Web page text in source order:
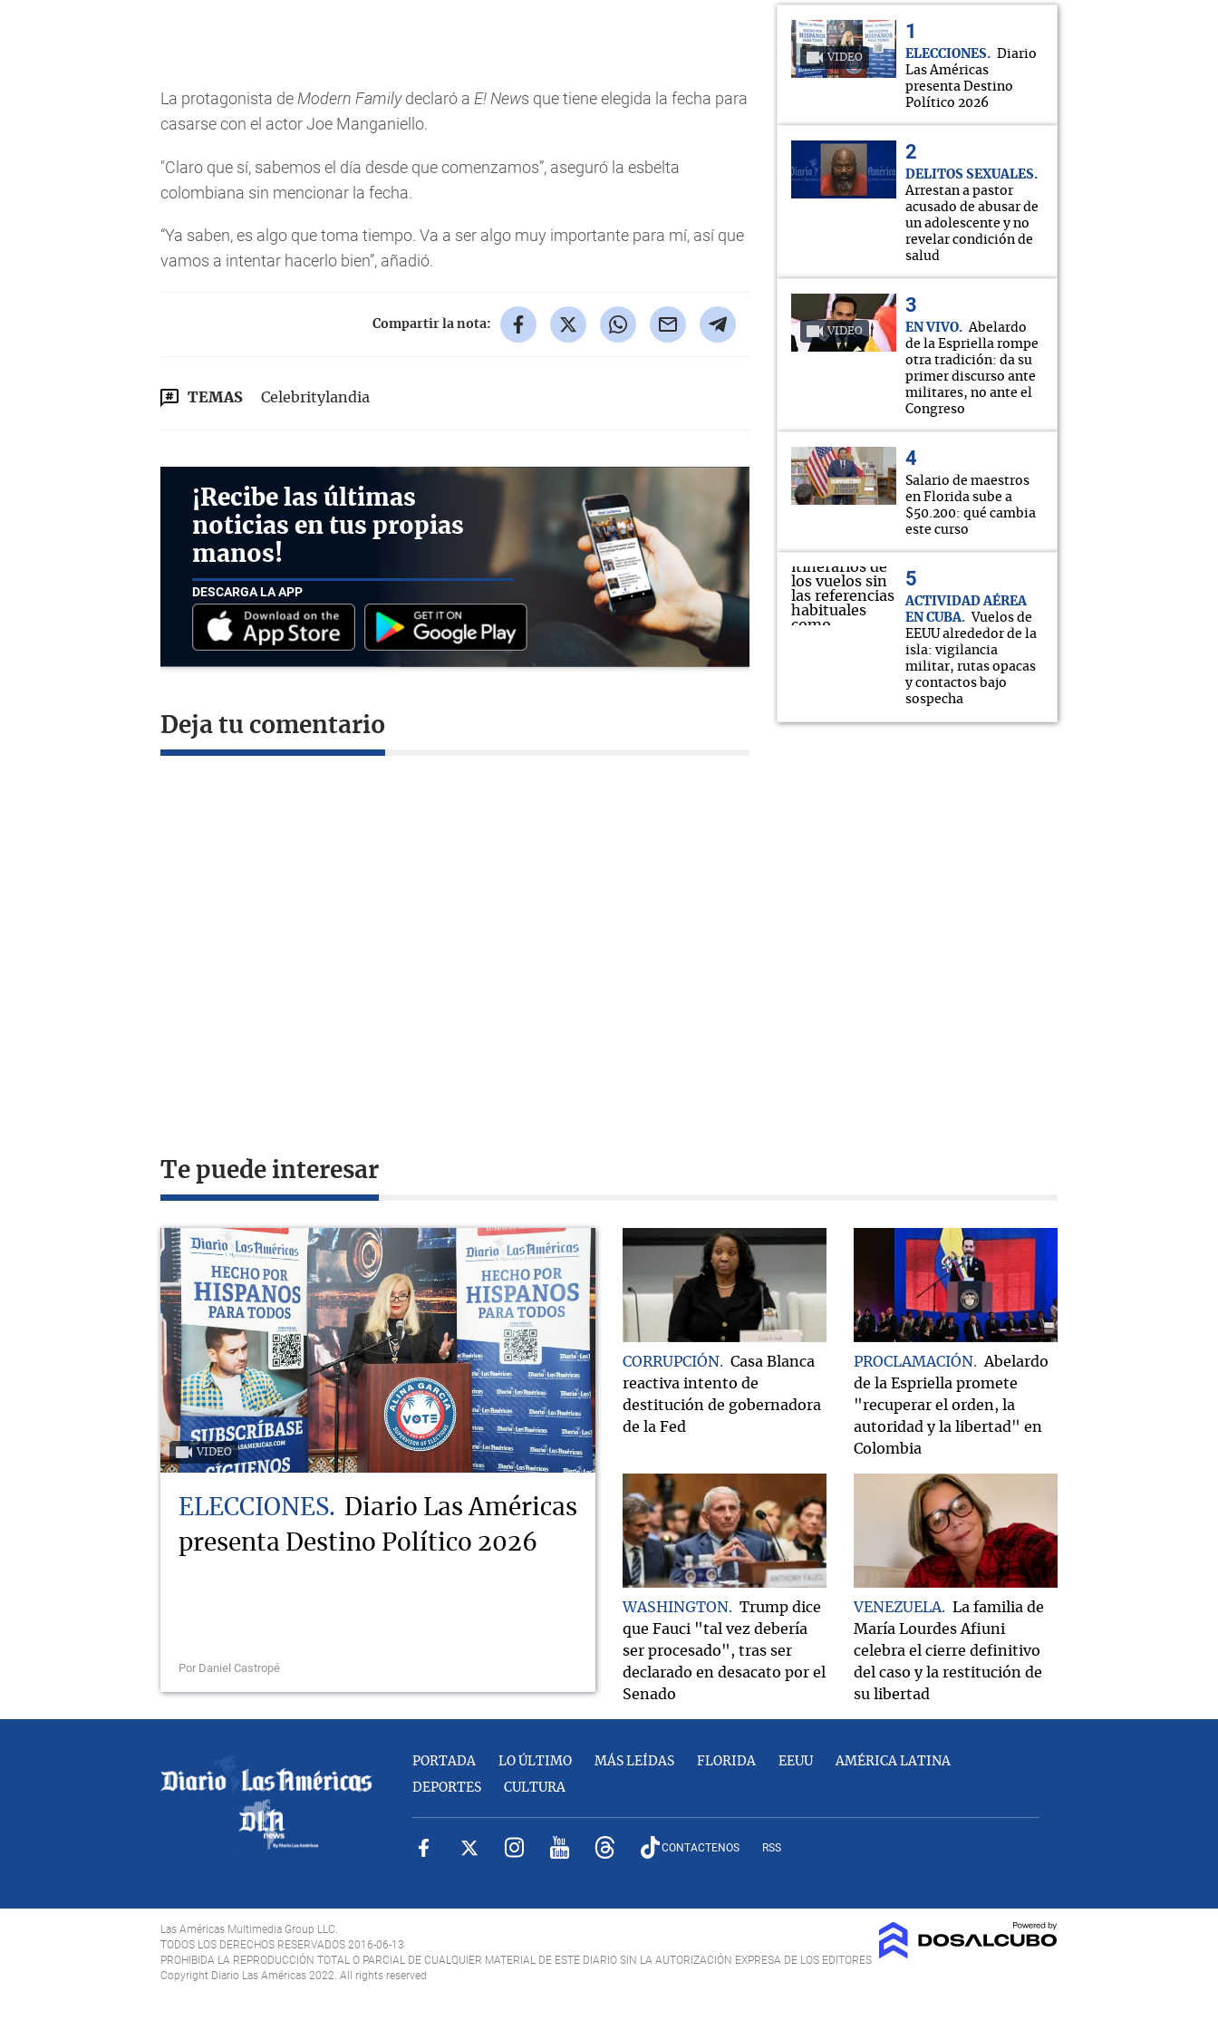
La protagonista deModern Familydeclaró a E! News que tiene elegida la fecha para
casarse con el actor Joe Manganiello.
"Claro que sí, sabemos el día desde que comenzamos”, aseguró la esbelta
colombiana sin mencionar la fecha.
“Ya saben, es algo que toma tiempo. Va a ser algo muy importante para mí, así que
vamos a intentar hacerlo bien”, añadió.
Compartir la nota:
TEMAS Celebritylandia
¡Recibe las últimas
noticias en tus propias
manos!
DESCARGA LA APP
Deja tu comentario
VIDEO ELECCIONES
Diario
Las Américas
presenta Destino
Político 2026
DELITOS SEXUALES
Arrestan a pastor
acusado de abusar de
un adolescente y no
revelar condición de
salud
VIDEO EN VIVO
Abelardo
de la Espriella rompe
otra tradición: da su
primer discurso ante
militares, no ante el
Congreso
Salario de maestros
en Florida sube a
$50.200: qué cambia
este curso
ACTIVIDAD AÉREA
EN CUBA
Vuelos de
EEUU alrededor de la
isla: vigilancia
militar, rutas opacas
y contactos bajo
sospecha
Te puede interesar
VIDEO
ELECCIONES
Diario Las Américas
presenta Destino Político 2026
Por Daniel Castropé
CORRUPCIÓN
Casa Blanca
reactiva intento de
destitución de gobernadora
de la Fed
PROCLAMACIÓN
Abelardo
de la Espriella promete
"recuperar el orden, la
autoridad y la libertad" en
Colombia
WASHINGTON
Trump dice
que Fauci "tal vez debería
ser procesado", tras ser
declarado en desacato por el
Senado
VENEZUELA
La familia de
María Lourdes Afiuni
celebra el cierre definitivo
del caso y la restitución de
su libertad
PORTADA LO ÚLTIMO MÁS LEÍDAS FLORIDA EEUU AMÉRICA LATINA
DEPORTES CULTURA
CONTACTENOS RSS
Las Américas Multimedia Group LLC.
TODOS LOS DERECHOS RESERVADOS 2016-06-13
PROHIBIDA LA REPRODUCCIÓN TOTAL O PARCIAL DE CUALQUIER MATERIAL DE ESTE DIARIO SIN LA AUTORIZACIÓN EXPRESA DE LOS EDITORES
Copyright Diario Las Américas 2022. All rights reserved